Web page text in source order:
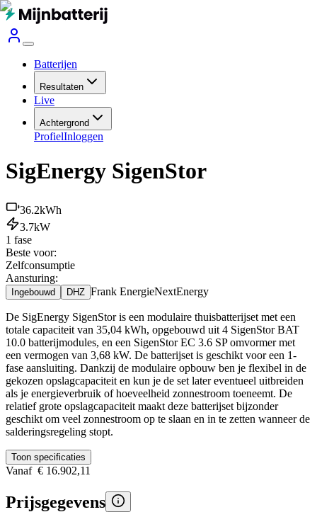
Batterijen
Resultaten
Live
Achtergrond
ProfielInloggen
SigEnergy SigenStor
36.2kWh
3.7kW
1 fase
Beste voor:
Zelfconsumptie
Aansturing:
Ingebouwd DHZ Frank EnergieNextEnergy
De SigEnergy SigenStor is een modulaire thuisbatterijset met een
totale capaciteit van 35,04 kWh, opgebouwd uit 4 SigenStor BAT
10.0 batterijmodules, en een SigenStor EC 3.6 SP omvormer met
een vermogen van 3,68 kW. De batterijset is geschikt voor een 1-
fase aansluiting. Dankzij de modulaire opbouw ben je flexibel in de
gekozen opslagcapaciteit en kun je de set later eventueel uitbreiden
als je energieverbruik of hoeveelheid zonnestroom toeneemt. De
relatief grote opslagcapaciteit maakt deze batterijset bijzonder
geschikt om veel zonnestroom op te slaan en in te zetten wanneer de
salderingsregeling stopt.
Toon specificaties
Vanaf € 16.902,11
Prijsgegevens